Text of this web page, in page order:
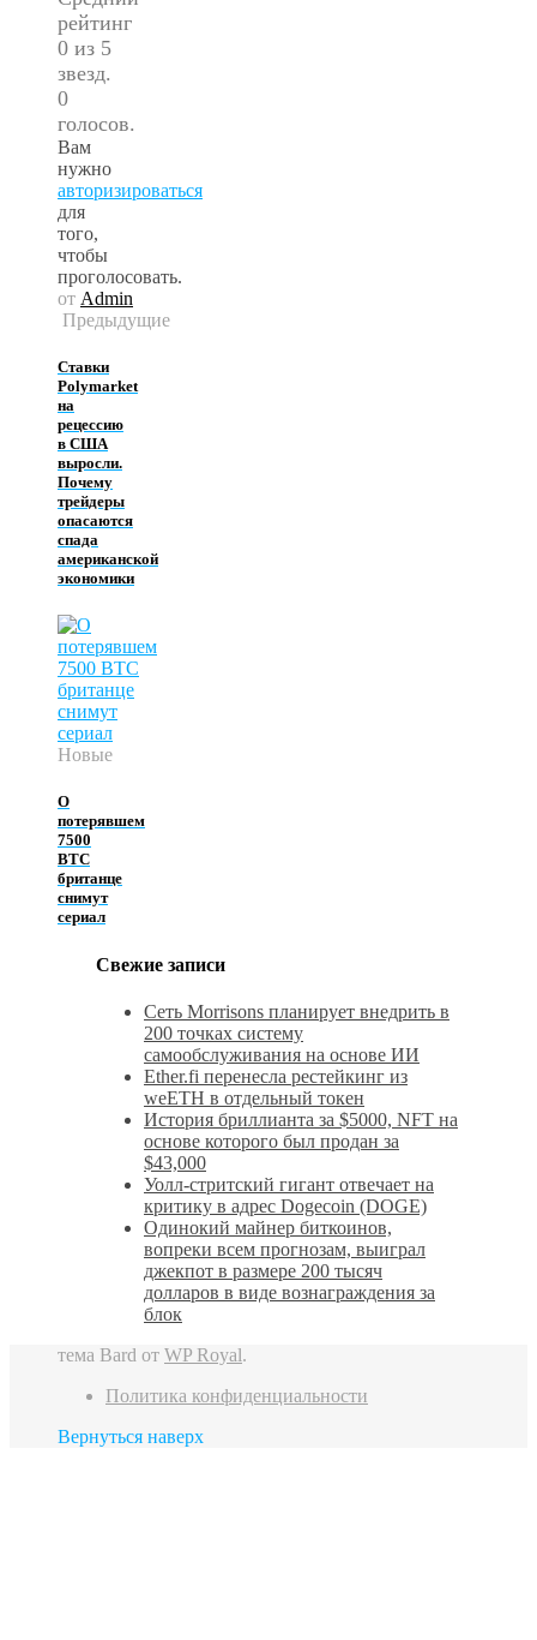
рейтинг
0 из 5
звезд.
0
голосов.
Вам
нужно
авторизироваться
для
того,
чтобы
проголосовать.
от Admin
Предыдущие
Ставки
Polymarket
на
рецессию
в США
выросли.
Почему
трейдеры
опасаются
спада
американской
экономики
Новые
О
потерявшем
7500
BTC
британце
снимут
сериал
Свежие записи
Сеть Morrisons планирует внедрить в
200 точках систему
самообслуживания на основе ИИ
Ether.fi перенесла рестейкинг из
weETH в отдельный токен
История бриллианта за $5000, NFT на
основе которого был продан за
$43,000
Уолл-стритский гигант отвечает на
критику в адрес Dogecoin (DOGE)
Одинокий майнер биткоинов,
вопреки всем прогнозам, выиграл
джекпот в размере 200 тысяч
долларов в виде вознаграждения за
блок
тема Bard от WP Royal.
Политика конфиденциальности
Вернуться наверх